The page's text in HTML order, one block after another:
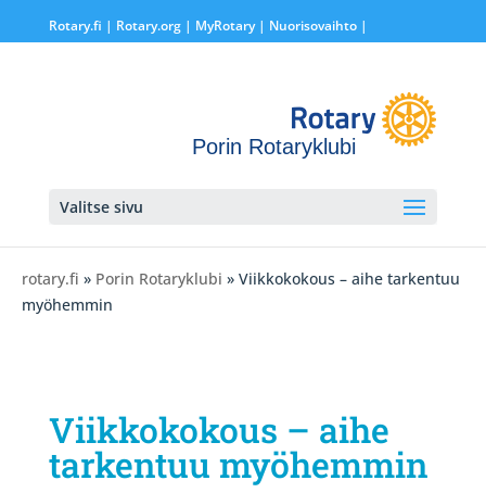
Rotary.fi | Rotary.org| MyRotary | Nuorisovaihto|
Porin Rotaryklubi
Valitse sivu
rotary.fi » Porin Rotaryklubi » Viikkokokous – aihe tarkentuu
myöhemmin
Viikkokokous – aihe
tarkentuu myöhemmin